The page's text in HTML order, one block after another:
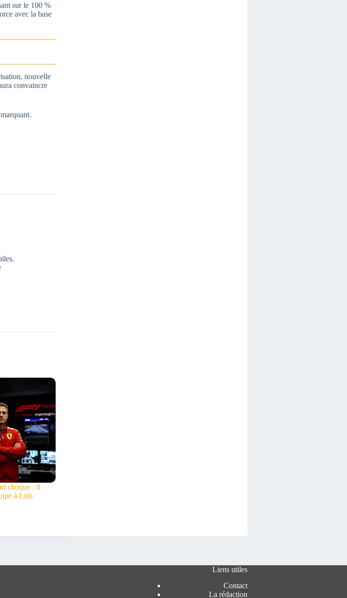
sur le 100 %
avec la base
nouvelle
convaincre
choque : il
à Luis
Liens utiles
Contact
La rédaction